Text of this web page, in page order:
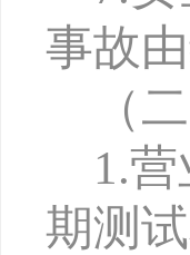
事故
（
1.
期测